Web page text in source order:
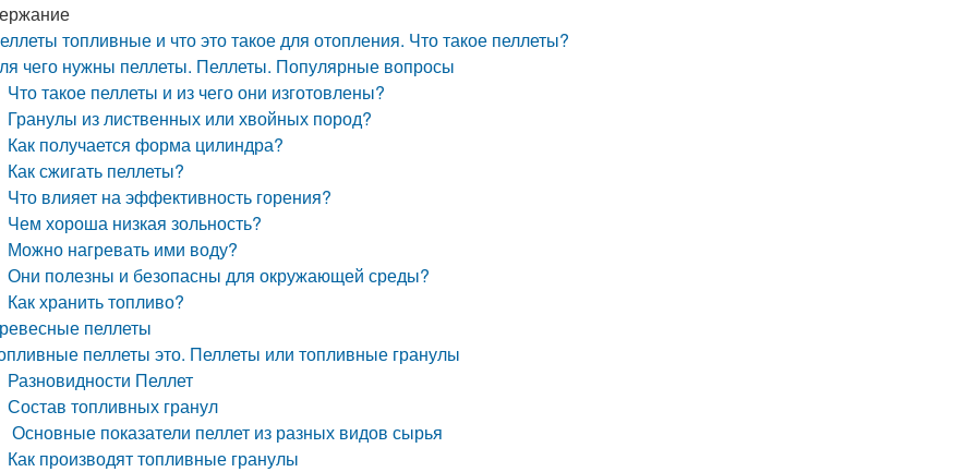
топливные и что это такое для отопления. Что такое пеллеты?
чего нужны пеллеты. Пеллеты. Популярные вопросы
Что такое пеллеты и из чего они изготовлены?
Гранулы из лиственных или хвойных пород?
Как получается форма цилиндра?
Как сжигать пеллеты?
Что влияет на эффективность горения?
Чем хороша низкая зольность?
Можно нагревать ими воду?
Они полезны и безопасны для окружающей среды?
Как хранить топливо?
пеллеты
пеллеты это. Пеллеты или топливные гранулы
Разновидности Пеллет
Состав топливных гранул
Основные показатели пеллет из разных видов сырья
Как производят топливные гранулы